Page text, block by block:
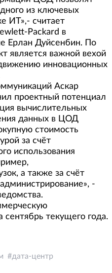
из ключевых
ИТ»,- считает
Packard в
Ерлан Дуйсенбин. По
является важной вехой
инновационных
Аскар
проектный потенциал
вычислительных
данных в ЦОД
стоимость
за счёт
использования
а также за счёт
-
сентябрь текущего года.
дата-центр